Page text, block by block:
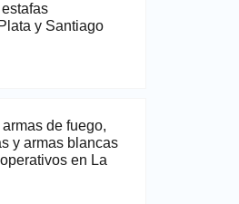
y Santiago
de fuego,
y armas blancas
en La